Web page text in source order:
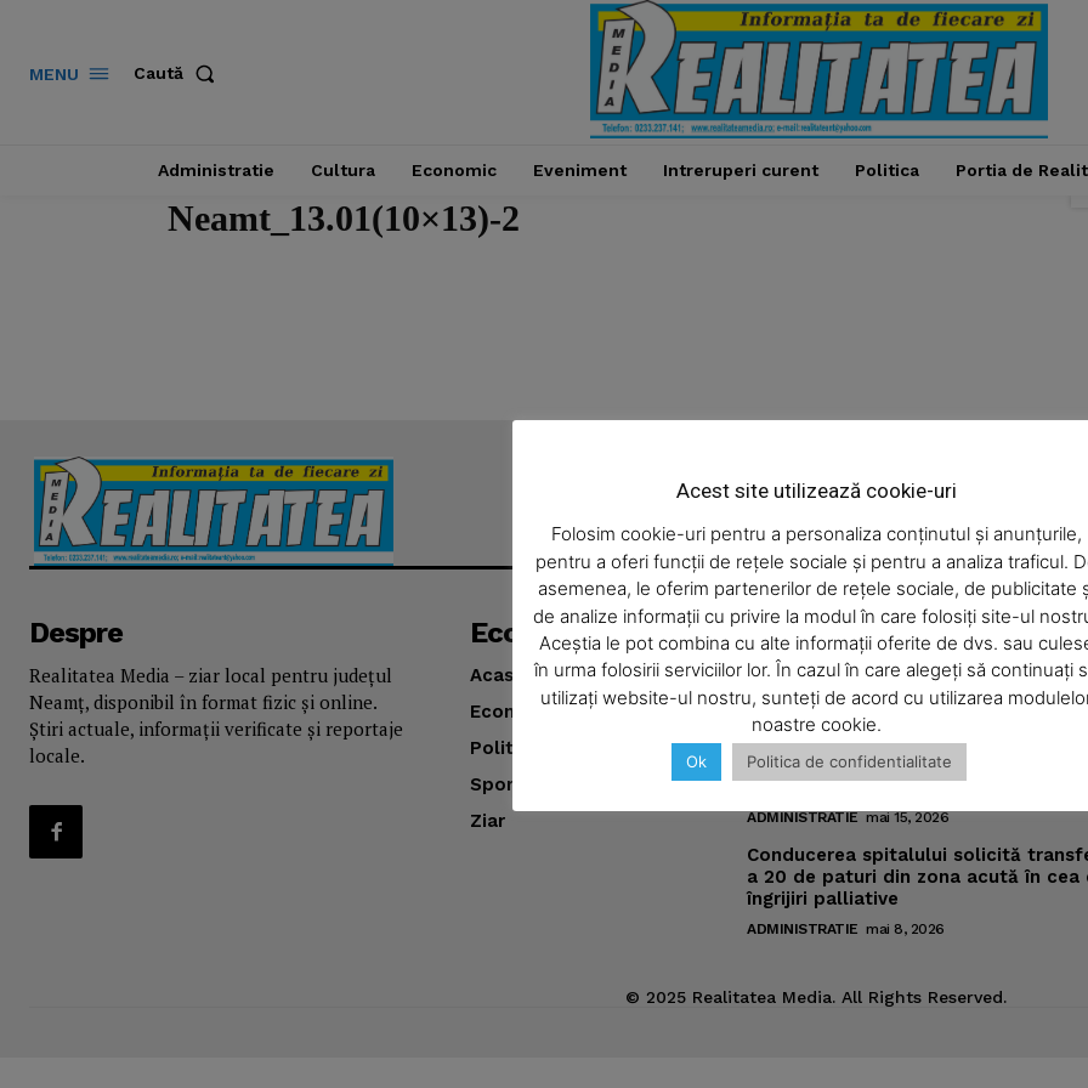
SUBSCRIBE NOW
Company
About
Contact us
Subscription Plans
My account
MENU Caută
Administratie Cultura Economic Eveniment Intreruperi curent Politica Portia de
Neamt_13.01(10×13)-2
Administratie Cultura Economic Eveniment
Despre
Realitatea Media – ziar local pentru județul
Neamț, disponibil în format fizic și online.
Știri actuale, informații verificate și reportaje
locale.
Economic
Acasă
Economic
Politica
Sport
Ziar
Noutăţi
Pregătiri pentru „Vacanţe Muzicale
Piatra-Neamţ“
ADMINISTRATIE iunie 4, 2026
Meniurile pacienţilor din spitalul
sub lupa nemţenilor de pe reţelele
ADMINISTRATIE mai 15, 2026
Conducerea spitalului solicită
a 20 de paturi din zona acută în cea
îngrijiri palliative
ADMINISTRATIE mai 8, 2026
© 2025 Realitatea Media. All Rights Reserved.
Acest site utilizează cookie-uri
Folosim cookie-uri pentru a personaliza conținutul și anunțurile,
pentru a oferi funcții de rețele sociale și pentru a analiza traficul.
asemenea, le oferim partenerilor de rețele sociale, de publicitate
de analize informații cu privire la modul în care folosiți site-ul
Aceștia le pot combina cu alte informații oferite de dvs. sau
în urma folosirii serviciilor lor. În cazul în care alegeți să continuați
utilizați website-ul nostru, sunteți de acord cu utilizarea
noastre cookie.
Ok Politica de confidentialitate